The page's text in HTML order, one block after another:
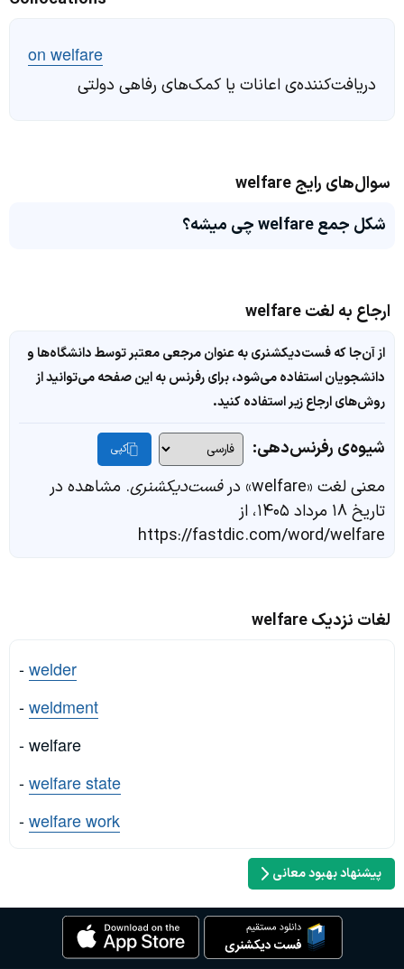
on welfare
دریافت‌کننده‌ی اعانات یا کمک‌های رفاهی دولتی
سوال‌های رایج welfare
شکل جمع welfare چی میشه؟
ارجاع به لغت welfare
از آن‌جا که فست‌دیکشنری به عنوان مرجعی معتبر توسط دانشگاه‌ها و
دانشجویان استفاده می‌شود، برای رفرنس به این صفحه می‌توانید از
روش‌های ارجاع زیر استفاده کنید.
شیوه‌ی رفرنس‌دهی: کپی
معنی لغت «welfare» در فست‌دیکشنری. مشاهده در
تاریخ ۱۸ مرداد ۱۴۰۵، از
https://fastdic.com/word/welfare
لغات نزدیک welfare
-welder
-weldment
- welfare
-welfare state
-welfare work
پیشنهاد بهبود معانی